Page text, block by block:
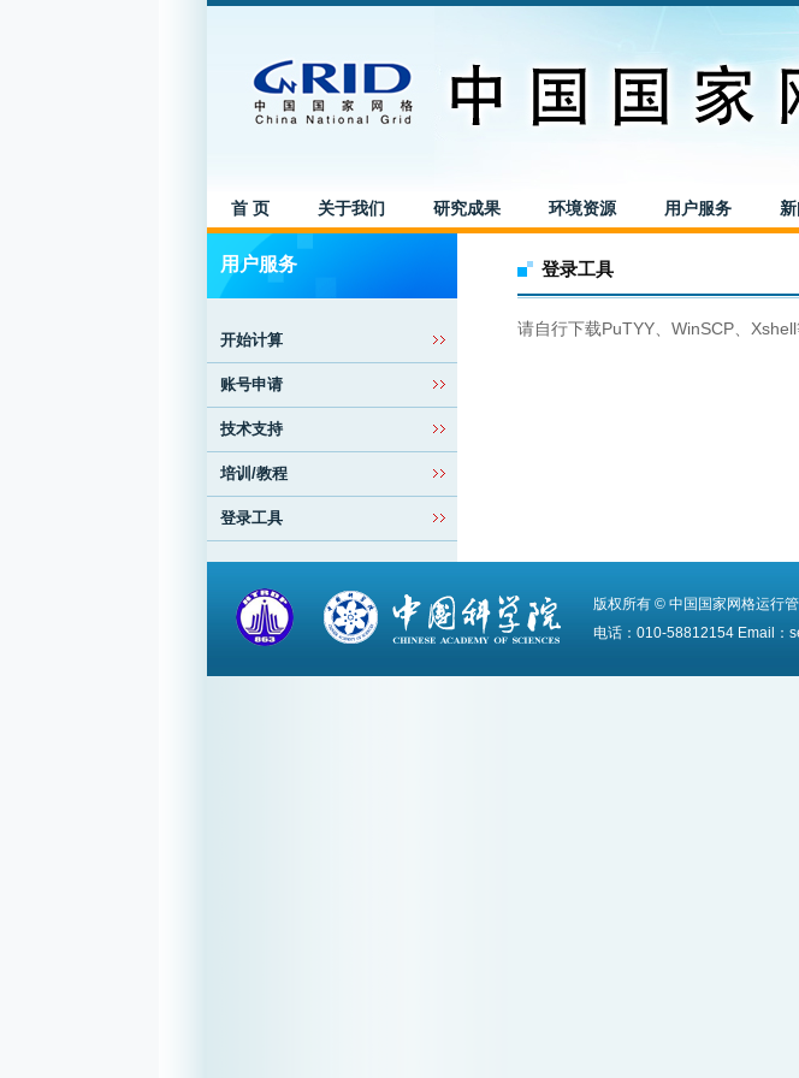
首 页 关于我们 研究成果 环境资源 用户服务
用户服务
开始计算
账号申请
技术支持
培训/教程
登录工具
登录工具
请自行下载PuTYY、WinSCP、Xshell
版权所有 © 中国国家网格运行
电话：010-58812154 Email：